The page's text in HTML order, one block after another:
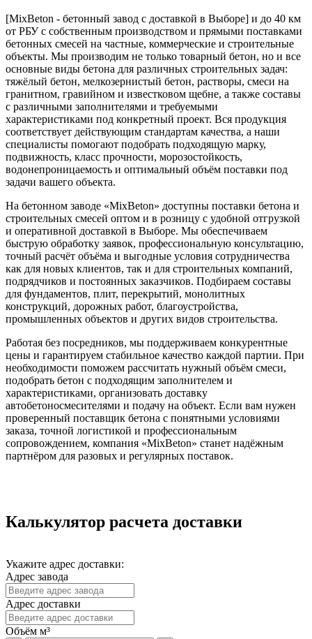
[MixBeton - бетонный завод с доставкой в Выборе] и до 40 км
от РБУ с собственным производством и прямыми поставками
бетонных смесей на частные, коммерческие и строительные
объекты. Мы производим не только товарный бетон, но и все
основные виды бетона для различных строительных задач:
тяжёлый бетон, мелкозернистый бетон, растворы, смеси на
гранитном, гравийном и известковом щебне, а также составы
с различными заполнителями и требуемыми
характеристиками под конкретный проект. Вся продукция
соответствует действующим стандартам качества, а наши
специалисты помогают подобрать подходящую марку,
подвижность, класс прочности, морозостойкость,
водонепроницаемость и оптимальный объём поставки под
задачи вашего объекта.
На бетонном заводе «MixBeton» доступны поставки бетона и
строительных смесей оптом и в розницу с удобной отгрузкой
и оперативной доставкой в Выборе. Мы обеспечиваем
быструю обработку заявок, профессиональную консультацию,
точный расчёт объёма и выгодные условия сотрудничества
как для новых клиентов, так и для строительных компаний,
подрядчиков и постоянных заказчиков. Подбираем составы
для фундаментов, плит, перекрытий, монолитных
конструкций, дорожных работ, благоустройства,
промышленных объектов и других видов строительства.
Работая без посредников, мы поддерживаем конкурентные
цены и гарантируем стабильное качество каждой партии. При
необходимости поможем рассчитать нужный объём смеси,
подобрать бетон с подходящим заполнителем и
характеристиками, организовать доставку
автобетоносмесителями и подачу на объект. Если вам нужен
проверенный поставщик бетона с понятными условиями
заказа, точной логистикой и профессиональным
сопровождением, компания «MixBeton» станет надёжным
партнёром для разовых и регулярных поставок.
Калькулятор расчета доставки
Укажите адрес доставки:
Адрес завода
Адрес доставки
Объём м³